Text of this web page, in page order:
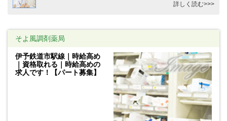
詳しく読む>>>
そよ風調剤薬局
伊予鉄道市駅線｜時給高め
｜資格取れる｜時給高めの
求人です！【パート募集】